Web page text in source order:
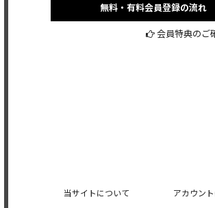
無料・有料会員登録の流れ
会員特典のご
当サイトについて アカウン